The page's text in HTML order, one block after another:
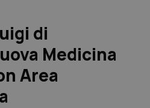
di
Medicina
Area